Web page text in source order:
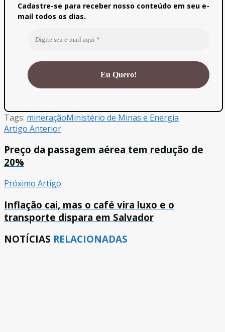
Cadastre-se para receber nosso conteúdo em seu e-
mail todos os dias.
Tags: mineraçãoMinistério de Minas e Energia
Artigo Anterior
Preço da passagem aérea tem redução de
20%
Próximo Artigo
Inflação cai, mas o café vira luxo e o
transporte dispara em Salvador
NOTÍCIAS RELACIONADAS